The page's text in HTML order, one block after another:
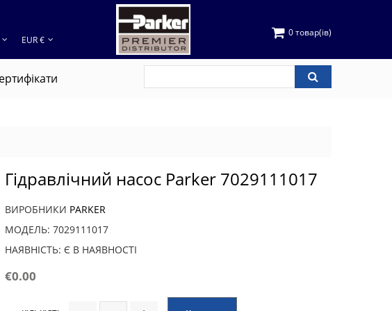
EUR €
0 товар(ів)
Гідравлічний насос Parker 7029111017
ВИРОБНИКИ PARKER
МОДЕЛЬ: 7029111017
НАЯВНІСТЬ: Є В НАЯВНОСТІ
€0.00